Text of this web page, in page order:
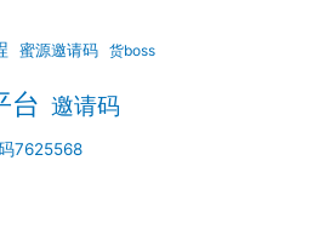
蜜源邀请码 货boss
台 邀请码
7625568